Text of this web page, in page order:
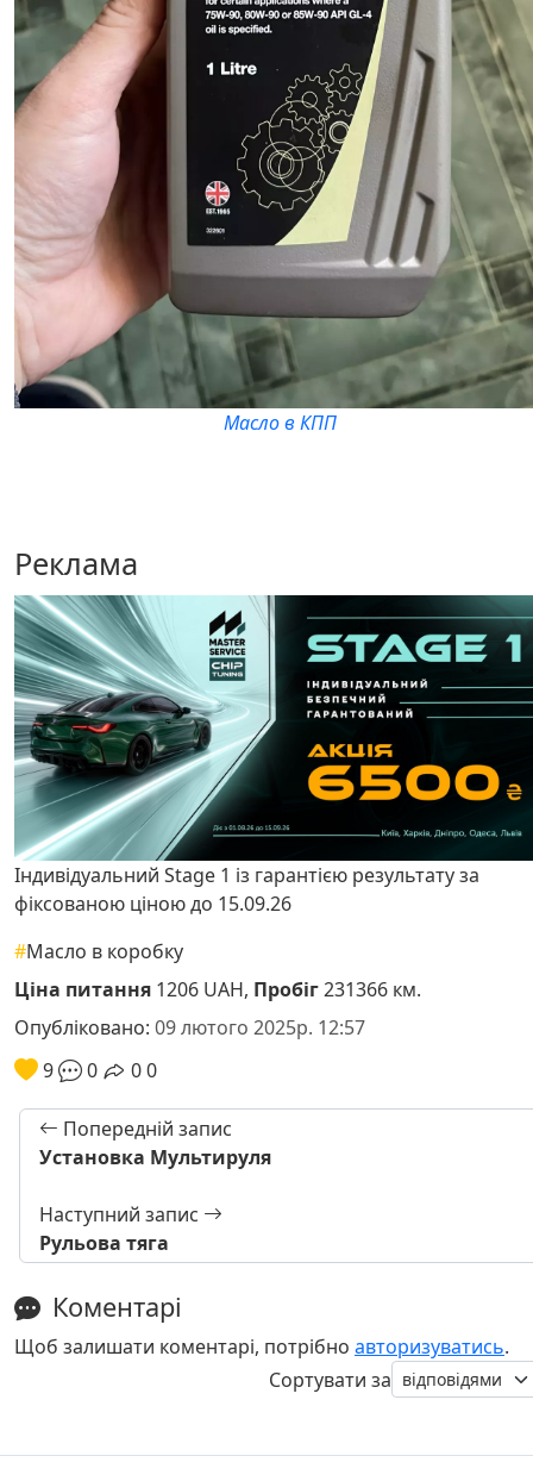
Масло в КПП
Реклама
Індивідуальний Stage 1 із гарантією результату за
фіксованою ціною до 15.09.26
#Масло в коробку
Ціна питання 1206 UAH, Пробіг231366 км.
Опубліковано: 09 лютого 2025р. 12:57
9
0 00
Попередній запис
Установка Мультируля
Наступний запис
Рульова тяга
Коментарі
Щоб залишати коментарі, потрібно авторизуватись.
Сортувати за